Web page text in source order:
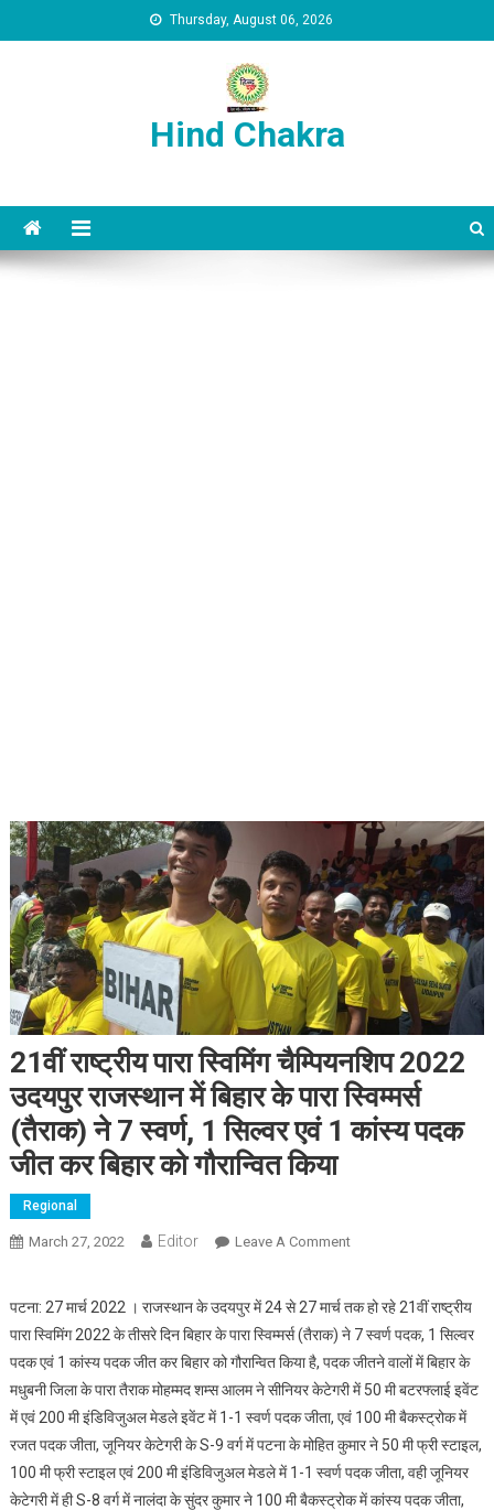
Thursday, August 06, 2026
Hind Chakra
21वीं राष्ट्रीय पारा स्विमिंग चैम्पियनशिप 2022
उदयपुर राजस्‍थान में बिहार के पारा स्विम्मर्स
(तैराक) ने 7 स्वर्ण, 1 सिल्वर एवं 1 कांस्‍य पदक
जीत कर बिहार को गौरान्वित किया
Regional
March 27, 2022 Editor Leave A CommentOn 21वीं राष्ट्रीय पारा
पारा स्विम्मर्स (तैराक) ने 7
स्वर्ण, 1 सिल्वर एवं 1 कांस्‍य
पदक जीत कर बिहार को
गौरान्वित किया
पटना: 27 मार्च 2022 । राजस्थान के उदयपुर में 24 से 27 मार्च तक हो रहे 21वीं राष्ट्रीय
पारा स्विमिंग 2022 के तीसरे दिन बिहार के पारा स्विम्मर्स (तैराक) ने 7 स्वर्ण पदक, 1 सिल्वर
पदक एवं 1 कांस्‍य पदक जीत कर बिहार को गौरान्वित किया है, पदक जीतने वालों में बिहार के
मधुबनी जिला के पारा तैराक मोहम्‍मद शम्स आलम ने सीनियर केटेगरी में 50 मी बटरफ्लाई इवेंट
में एवं 200 मी इंडिविजुअल मेडले इवेंट में 1-1 स्वर्ण पदक जीता, एवं 100 मी बैकस्ट्रोक में
रजत पदक जीता, जूनियर केटेगरी के S-9 वर्ग में पटना के मोहित कुमार ने 50 मी फ्री स्टाइल,
100 मी फ्री स्टाइल एवं 200 मी इंडिविजुअल मेडले में 1-1 स्वर्ण पदक जीता, वही जूनियर
केटेगरी में ही S-8 वर्ग में नालंदा के सुंदर कुमार ने 100 मी बैकस्ट्रोक में कांस्‍य पदक जीता,